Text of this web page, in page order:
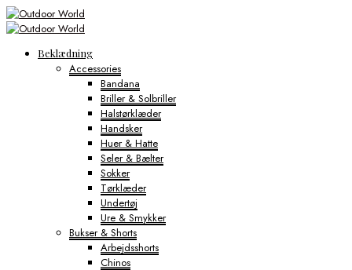
Beklædning
Accessories
Bandana
Briller & Solbriller
Halstørklæder
Handsker
Huer & Hatte
Seler & Bælter
Sokker
Tørklæder
Undertøj
Ure & Smykker
Bukser & Shorts
Arbejdsshorts
Chinos